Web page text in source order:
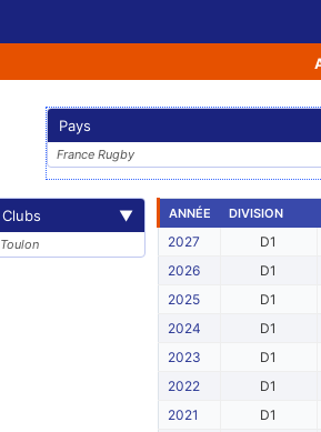
Pays
France Rugby
Clubs ▼
Toulon
ANNÉE DIVISION
2027
D1
2026
D1
2025
D1
2024
D1
2023
D1
2022
D1
2021
D1